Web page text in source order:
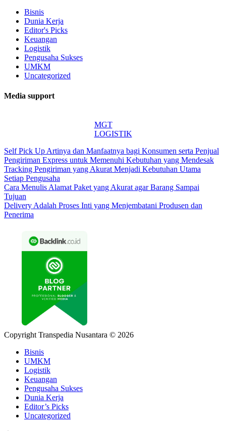
Bisnis
Dunia Kerja
Editor's Picks
Keuangan
Logistik
Pengusaha Sukses
UMKM
Uncategorized
Media support
MGT
LOGISTIK
Self Pick Up Artinya dan Manfaatnya bagi Konsumen serta Penjual
Pengiriman Express untuk Memenuhi Kebutuhan yang Mendesak
Tracking Pengiriman yang Akurat Menjadi Kebutuhan Utama
Setiap Pengusaha
Cara Menulis Alamat Paket yang Akurat agar Barang Sampai
Tujuan
Delivery Adalah Proses Inti yang Menjembatani Produsen dan
Penerima
Copyright Transpedia Nusantara © 2026
Bisnis
UMKM
Logistik
Keuangan
Pengusaha Sukses
Dunia Kerja
Editor’s Picks
Uncategorized